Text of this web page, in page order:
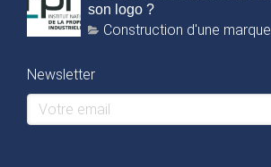
son logo ?
Construction d'une marque
Newsletter
Votre email